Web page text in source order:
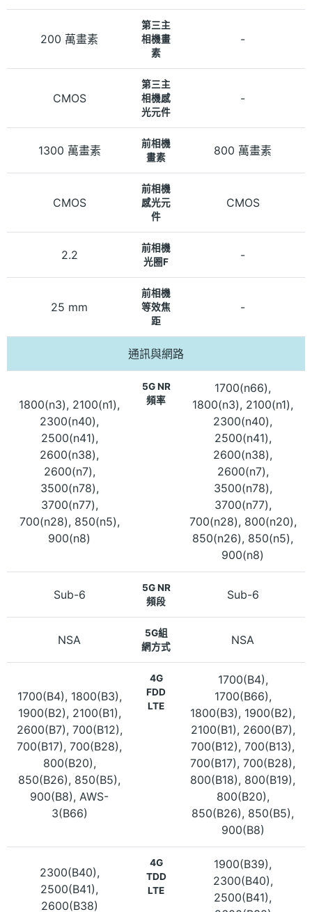
200 萬畫素
第三主
相機畫
素
-
CMOS
第三主
相機感
光元件
-
1300 萬畫素
前相機
畫素
800 萬畫素
CMOS
前相機
感光元
件
CMOS
2.2
前相機
光圈F
-
25 mm
前相機
等效焦
距
-
通訊與網路
1800(n3), 2100(n1),
2300(n40),
2500(n41),
2600(n38),
2600(n7),
3500(n78),
3700(n77),
700(n28), 850(n5),
900(n8)
5G NR
頻率
1700(n66),
1800(n3), 2100(n1),
2300(n40),
2500(n41),
2600(n38),
2600(n7),
3500(n78),
3700(n77),
700(n28), 800(n20),
850(n26), 850(n5),
900(n8)
Sub-6
5G NR
頻段
Sub-6
NSA
5G組
網方式
NSA
1700(B4), 1800(B3),
1900(B2), 2100(B1),
2600(B7), 700(B12),
700(B17), 700(B28),
800(B20),
850(B26), 850(B5),
900(B8), AWS-
3(B66)
4G
FDD
LTE
1700(B4),
1700(B66),
1800(B3), 1900(B2),
2100(B1), 2600(B7),
700(B12), 700(B13),
700(B17), 700(B28),
800(B18), 800(B19),
800(B20),
850(B26), 850(B5),
900(B8)
2300(B40),
2500(B41),
2600(B38)
4G
TDD
LTE
1900(B39),
2300(B40),
2500(B41),